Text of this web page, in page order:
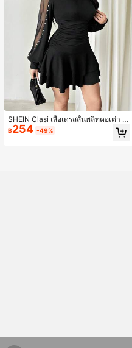
SHEIN Clasi เสื้อเดรสสั้นพลีทคอเต่า แ
ขนยาว แต่งลูกปัด สีตัดกัน ตาข่าย สำห
รับผู้หญิงอวบอ้วน ใส่ไปงานปาร์ตี้และ
฿254 -49%